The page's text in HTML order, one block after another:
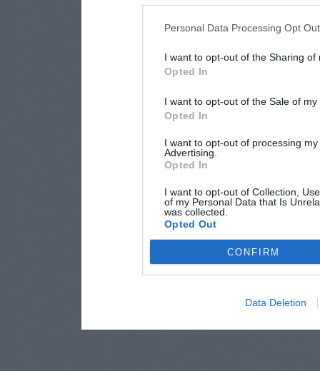
Personal Data Processing Opt
I want to opt-out of the Sharing of
Opted In
I want to opt-out of the Sale of
Opted In
I want to opt-out of processing
Advertising.
Opted In
I want to opt-out of Collection,
of my Personal Data that Is
was collected.
Opted Out
CONFIRM
Data Deletion